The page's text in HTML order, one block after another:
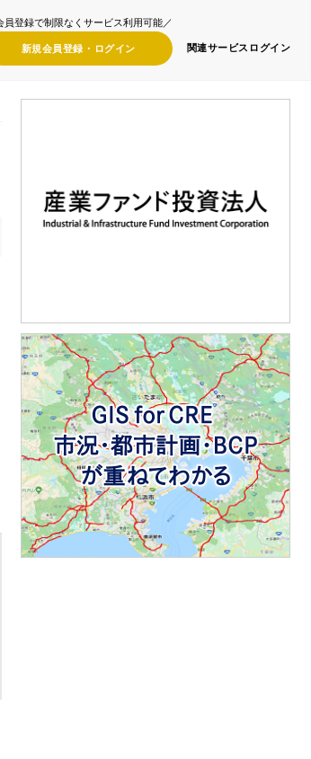
員登録で制限なくサービス利用可能／
新規会員登録・ ログイン 関連サービス ログイン